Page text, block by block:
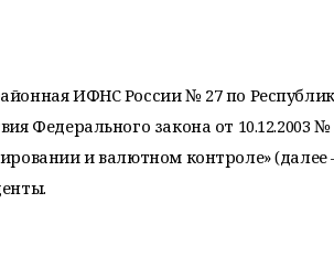
ИФНС России № 27 по
Федерального закона от 10.12.2003
и валютном контроле»